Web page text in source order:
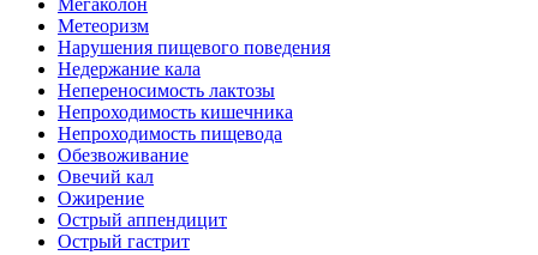
Метеоризм
Нарушения пищевого поведения
Недержание кала
Непереносимость лактозы
Непроходимость кишечника
Непроходимость пищевода
Обезвоживание
Овечий кал
Ожирение
Острый аппендицит
Острый гастрит